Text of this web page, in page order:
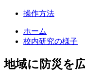
操作方法
ホーム
校内研究の様子
地域に防災を